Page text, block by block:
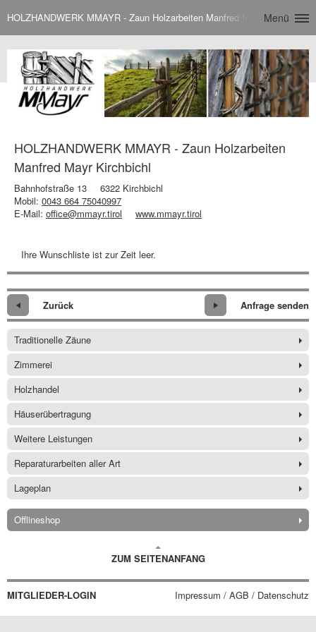
HOLZHANDWERK MMAYR - Zaun Holzarbeiten Manfred Mayr Kirchbichl
Menü
HOLZHANDWERK MMAYR - Zaun Holzarbeiten
Manfred Mayr Kirchbichl
Bahnhofstraße 13
6322 Kirchbichl
Mobil: 0043 664 75040997
E-Mail: office@mmayr.tirol www.mmayr.tirol
Ihre Wunschliste ist zur Zeit leer.
Zurück Anfrage senden
Traditionelle Zäune
Zimmerei
Holzhandel
Häuserübertragung
Weitere Leistungen
Reparaturarbeiten aller Art
Lageplan
Offlineshop
ZUM SEITENANFANG
MITGLIEDER-LOGIN Impressum / AGB / Datenschutz